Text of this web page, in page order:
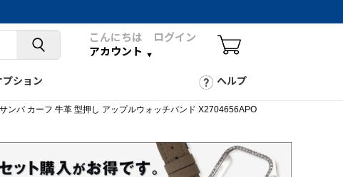
こんにちは ログイン
アカウント
プション ヘルプ
ンバ カーフ 牛革 型押し アップルウォッチバンド X2704656APO